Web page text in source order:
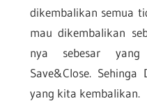
dikembalikan semua
mau dikembalikan
nya sebesar
Save&Close.
yang kita kembalikan.